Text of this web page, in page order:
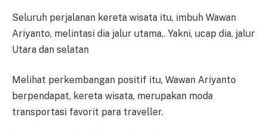
Seluruh perjalanan kereta wisata itu, imbuh Wawan
Ariyanto, melintasi dia jalur utama,. Yakni, ucap dia, jalur
Utara dan selatan
Melihat perkembangan positif itu, Wawan Ariyanto
berpendapat, kereta wisata, merupakan moda
transportasi favorit para traveller.